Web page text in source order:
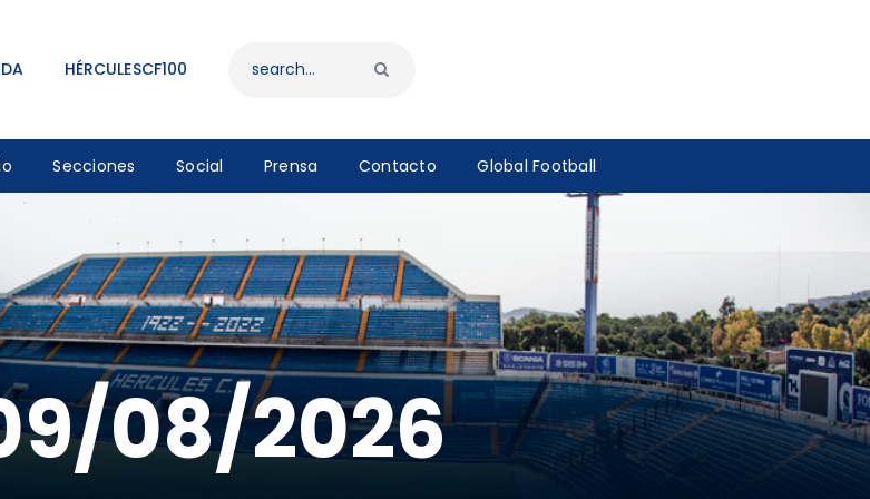
HÉRCULESCF100
Secciones Social Prensa Contacto Global Football
08/2026